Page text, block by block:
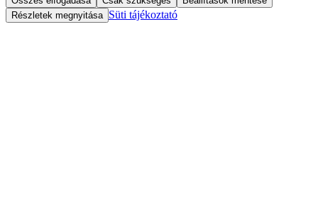
Részletek megnyitása Süti tájékoztató